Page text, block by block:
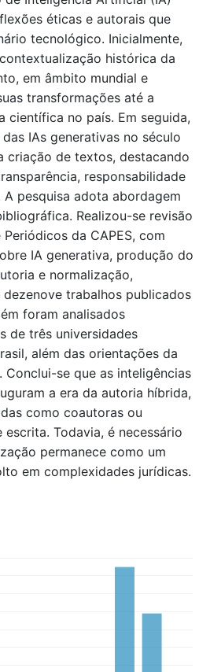
éticas e autorais que
tecnológico. Inicialmente,
histórica da
em âmbito mundial e
transformações até a
científica no país. Em seguida,
IAs generativas no século
criação de textos, destacando
responsabilidade
pesquisa adota abordagem
Realizou-se revisão
da CAPES, com
IA generativa, produção do
e normalização,
trabalhos publicados
foram analisados
de três universidades
além das orientações da
Conclui-se que as inteligências
a era da autoria híbrida,
como coautoras ou
Todavia, é necessário
permanece como um
em complexidades jurídicas.